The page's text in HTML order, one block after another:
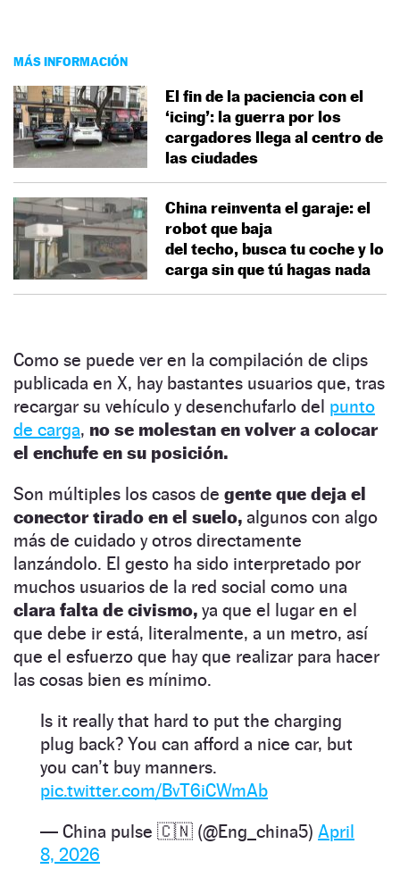
MÁS INFORMACIÓN
El fin de la paciencia con el
‘icing’: la guerra por los
cargadores llega al centro de
las ciudades
China reinventa el garaje: el
robot que baja
del techo, busca tu coche y lo
carga sin que tú hagas nada
Como se puede ver en la compilación de clips
publicada en X, hay bastantes usuarios que, tras
recargar su vehículo y desenchufarlo del punto
de carga, no se molestan en volver a colocar
el enchufe en su posición.
Son múltiples los casos de gente que deja el
conector tirado en el suelo, algunos con algo
más de cuidado y otros directamente
lanzándolo. El gesto ha sido interpretado por
muchos usuarios de la red social como una
clara falta de civismo, ya que el lugar en el
que debe ir está, literalmente, a un metro, así
que el esfuerzo que hay que realizar para hacer
las cosas bien es mínimo.
Is it really that hard to put the charging
plug back? You can afford a nice car, but
you can’t buy manners.
pic.twitter.com/BvT6iCWmAb
— China pulse 🇨🇳 (@Eng_china5) April
8, 2026